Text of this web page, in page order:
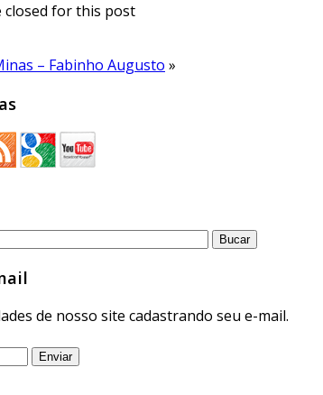
closed for this post
– Fabinho Augusto »
de nosso site cadastrando seu e-mail.